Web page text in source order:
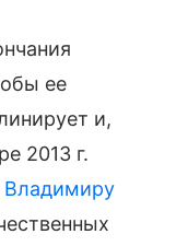
ее
и,
2013 г.
Владимиру